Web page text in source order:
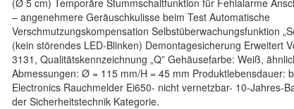
(Ø 5 cm) Temporäre Stummschaltfunktion für Fehlalarme
– angenehmere Geräuschkulisse beim Test Automatische
Verschmutzungskompensation Selbstüberwachungsfunktion
(kein störendes LED-Blinken) Demontagesicherung Erweitert
3131, Qualitätskennzeichnung „Q” Gehäusefarbe: Weiß,
Abmessungen: Ø = 115 mm/H = 45 mm Produktlebensdauer:
Electronics Rauchmelder Ei650- nicht vernetzbar- 10-Jahres-
der Sicherheitstechnik Kategorie.